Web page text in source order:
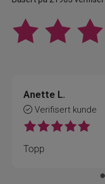
Anette L.
Verifisert kunde
Topp